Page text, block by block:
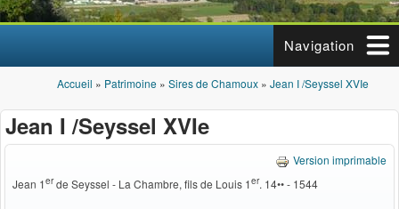
Navigation
Vous êtes ici
Accueil » Patrimoine » Sires de Chamoux » Jean I /Seyssel XVIe
Jean I /Seyssel XVIe
Version imprimable
Jean 1erde Seyssel - La Chambre, fils de Louis 1er. 14•• - 1544